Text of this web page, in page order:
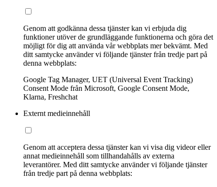
Genom att godkänna dessa tjänster kan vi erbjuda dig
funktioner utöver de grundläggande funktionerna och göra det
möjligt för dig att använda vår webbplats mer bekvämt. Med
ditt samtycke använder vi följande tjänster från tredje part på
denna webbplats:
Google Tag Manager, UET (Universal Event Tracking)
Consent Mode från Microsoft, Google Consent Mode,
Klarna, Freshchat
Externt medieinnehåll
Genom att acceptera dessa tjänster kan vi visa dig videor eller
annat medieinnehåll som tillhandahålls av externa
leverantörer. Med ditt samtycke använder vi följande tjänster
från tredje part på denna webbplats: